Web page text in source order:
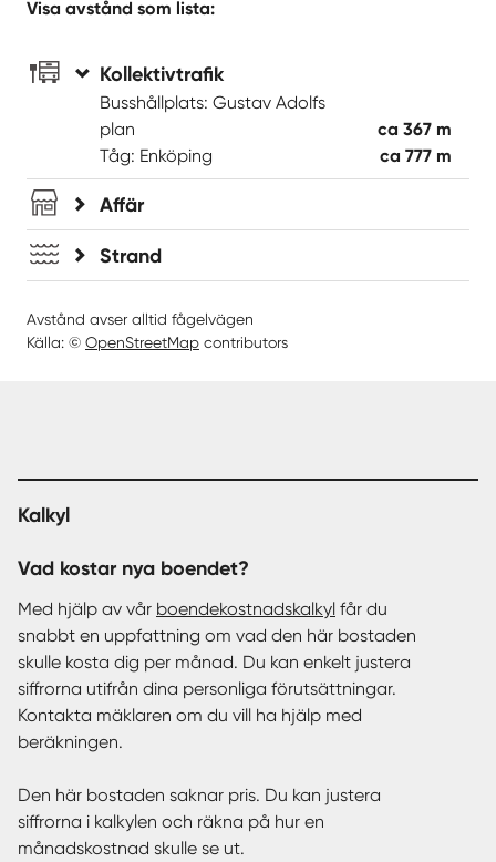
Visa avstånd som lista:
Kollektivtrafik
Busshållplats: Gustav Adolfs
plan
ca 367 m
Tåg: Enköping
ca 777 m
Affär
Strand
Avstånd avser alltid fågelvägen
Källa: © OpenStreetMap contributors
Kalkyl
Vad kostar nya boendet?
Med hjälp av vår boendekostnadskalkyl får du
snabbt en uppfattning om vad den här bostaden
skulle kosta dig per månad. Du kan enkelt justera
siffrorna utifrån dina personliga förutsättningar.
Kontakta mäklaren om du vill ha hjälp med
beräkningen.
Den här bostaden saknar pris. Du kan justera
siffrorna i kalkylen och räkna på hur en
månadskostnad skulle se ut.